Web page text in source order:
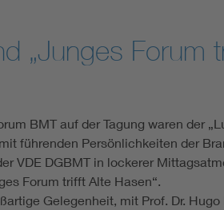
„Junges Forum
BMT auf der Tagung waren der
führenden Persönlichkeiten der
VDE DGBMT in lockerer
Forum trifft Alte Hasen“.
Gelegenheit, mit Prof. Dr.